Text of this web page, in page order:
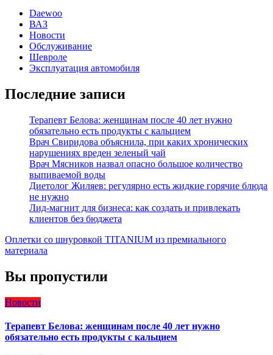
Daewoo
ВАЗ
Новости
Обслуживание
Шевроле
Эксплуатация автомобиля
Последние записи
Терапевт Белова: женщинам после 40 лет нужно
обязательно есть продукты с кальцием
Врач Свиридова объяснила, при каких хронических
нарушениях вреден зеленый чай
Врач Мясников назвал опасно большое количество
выпиваемой воды
Диетолог Жиляев: регулярно есть жидкие горячие блюда
не нужно
Лид-магнит для бизнеса: как создать и привлекать
клиентов без бюджета
Оплетки со шнуровкой TITANIUM из премиального
материала
Вы пропустили
Новости
Терапевт Белова: женщинам после 40 лет нужно
обязательно есть продукты с кальцием